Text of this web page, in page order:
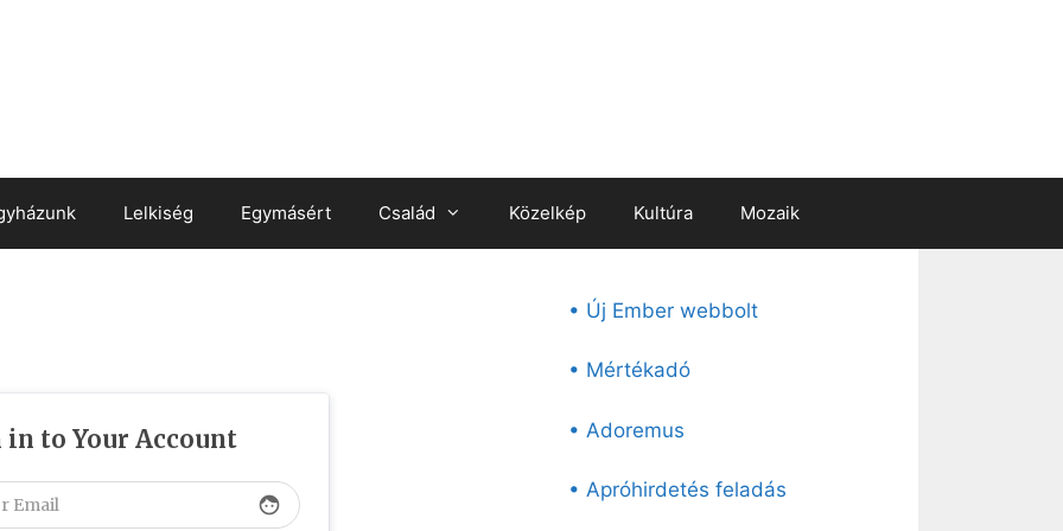
Lelkiség Egymásért Család Közelkép Kultúra Mozaik
in to Your Account
face
• Új Ember webbolt
• Mértékadó
• Adoremus
• Apróhirdetés feladás